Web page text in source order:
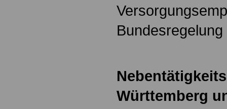
Württemberg